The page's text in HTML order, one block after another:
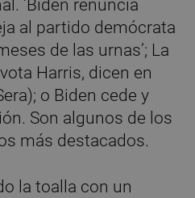
‘Biden renuncia
al partido demócrata
de las urnas’; La
Harris, dicen en
o Biden cede y
Son algunos de los
más destacados.
la toalla con un